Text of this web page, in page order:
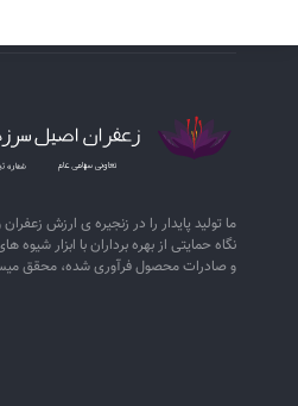
ما تولید پایدار را در زنجیره ­ی­ ارزش
نگاه حمایتی از بهره برداران با ابزار شیوه­
و صادرات محصول فرآوری شده، محقق